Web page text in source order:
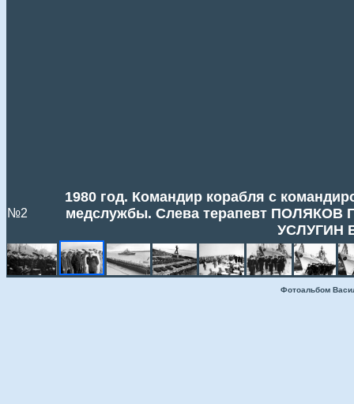
№2
1980 год. Командир корабля с
медслужбы. Слева терапевт ПОЛЯКОВ
УСЛУГИН
Фотоальбом